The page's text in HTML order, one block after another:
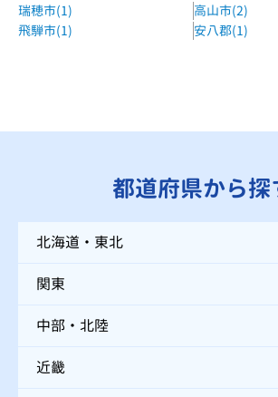
瑞穂市(1)
高山市(2)
飛騨市(1)
安八郡(1)
都道府県から探
北海道・東北
関東
中部・北陸
近畿